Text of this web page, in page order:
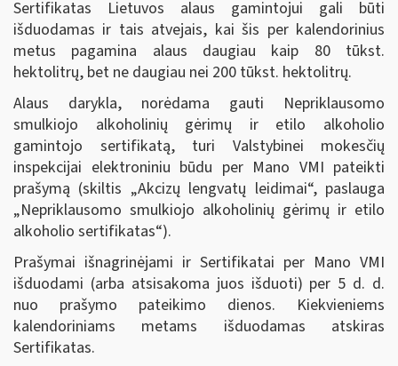
Sertifikatas Lietuvos alaus gamintojui gali būti
išduodamas ir tais atvejais, kai šis per kalendorinius
metus pagamina alaus daugiau kaip 80 tūkst.
hektolitrų, bet ne daugiau nei 200 tūkst. hektolitrų.
Alaus darykla, norėdama gauti Nepriklausomo
smulkiojo alkoholinių gėrimų ir etilo alkoholio
gamintojo sertifikatą, turi Valstybinei mokesčių
inspekcijai elektroniniu būdu per Mano VMI pateikti
prašymą (skiltis „Akcizų lengvatų leidimai“, paslauga
„Nepriklausomo smulkiojo alkoholinių gėrimų ir etilo
alkoholio sertifikatas“).
Prašymai išnagrinėjami ir Sertifikatai per Mano VMI
išduodami (arba atsisakoma juos išduoti) per 5 d. d.
nuo prašymo pateikimo dienos. Kiekvieniems
kalendoriniams metams išduodamas atskiras
Sertifikatas.